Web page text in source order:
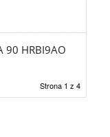
90 HRBI9AO
Strona 1 z 4